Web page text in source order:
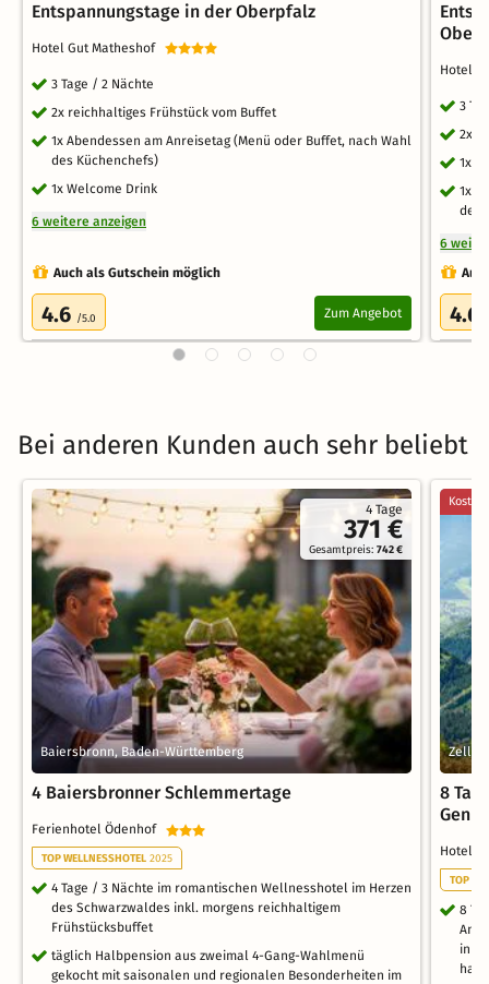
Entspannungstage in der Oberpfalz
Hotel Gut Matheshof
3 Tage / 2 Nächte
2x reichhaltiges Frühstück vom Buffet
1x Abendessen am Anreisetag (Menü oder Buffet, nach Wahl
des Küchenchefs)
1x Welcome Drink
6 weitere anzeigen
Auch als Gutschein möglich
4.6 /5.0 Zum Angebot
Hotel
3
2x
1x
1x
des
6
4.6
Bei anderen Kunden auch sehr beliebt
4 Tage
371 €
Gesamtpreis:742 €
Baiersbronn, Baden-Württemberg
4 Baiersbronner Schlemmertage
Ferienhotel Ödenhof
TOP WELLNESSHOTEL 2025
4 Tage / 3 Nächte im romantischen Wellnesshotel im Herzen
des Schwarzwaldes inkl. morgens reichhaltigem
Frühstücksbuffet
täglich Halbpension aus zweimal 4-Gang-Wahlmenü
gekocht mit saisonalen und regionalen Besonderheiten im
Zell
8
Hotel
TOP
8